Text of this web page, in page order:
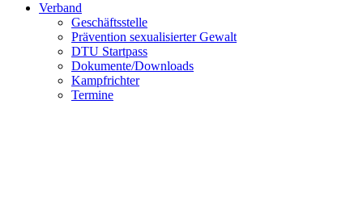
Verband
Geschäftsstelle
Prävention sexualisierter Gewalt
DTU Startpass
Dokumente/Downloads
Kampfrichter
Termine